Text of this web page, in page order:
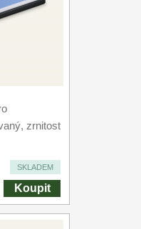
zrnitost
SKLADEM
Koupit